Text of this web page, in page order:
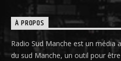
À PROPOS
Radio Sud Manche est un média
du sud Manche, un outil pour